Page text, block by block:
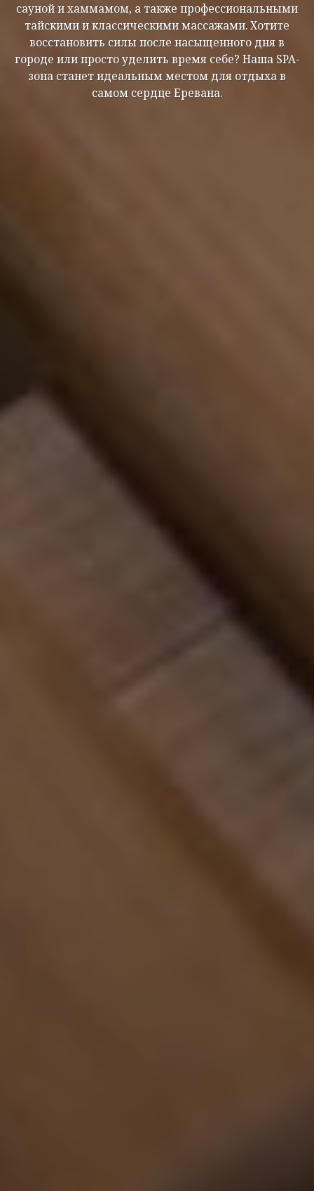
сауной и хаммамом, а также профессиональными
тайскими и классическими массажами. Хотите
восстановить силы после насыщенного дня в
городе или просто уделить время себе? Наша SPA-
зона станет идеальным местом для отдыха в
самом сердце Еревана.